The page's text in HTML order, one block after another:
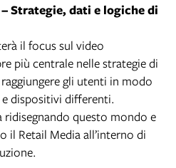
Strategie, dati e logiche di
il focus sul video
più centrale nelle strategie di
gli utenti in modo
dispositivi differenti.
ridisegnando questo mondo e
il Retail Media all’interno di